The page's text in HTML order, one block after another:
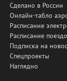
Сделано в России
Онлайн-табло
Расписание
Расписание
Подписка на
Спецпроекты
Наглядно